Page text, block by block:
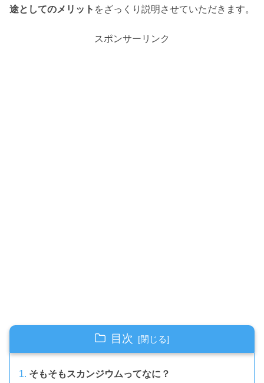
途としてのメリット をざっくり説明させていただきます。
スポンサーリンク
目次
そもそもスカンジウムってなに？